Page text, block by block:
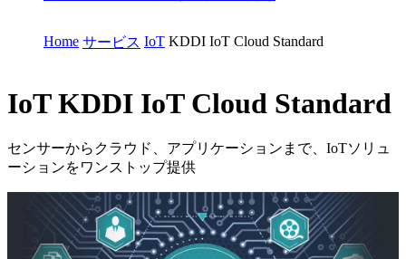
Home サービス IoT KDDI IoT Cloud Standard
IoT KDDI IoT Cloud Standard
センサーからクラウド、アプリケーションまで、IoTソリュ
ーションをワンストップ提供